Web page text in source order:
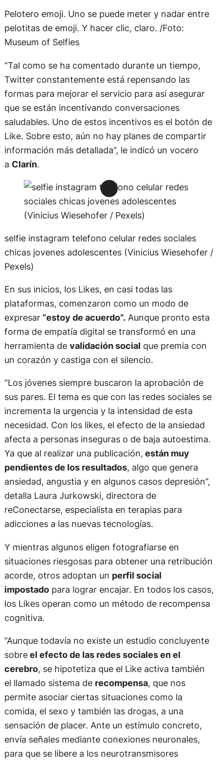
Pelotero emoji. Uno se puede meter y nadar entre
pelotitas de emoji. Y hacer clic, claro. /Foto:
Museum of Selfies
“Tal como se ha comentado durante un tiempo,
Twitter constantemente está repensando las
formas para mejorar el servicio para así asegurar
que se están incentivando conversaciones
saludables. Uno de estos incentivos es el botón de
Like. Sobre esto, aún no hay planes de compartir
información más detallada”, le indicó un vocero
a Clarín.
selfie instagram telefono celular redes sociales
chicas jovenes adolescentes (Vinicius Wiesehofer /
Pexels)
En sus inicios, los Likes, en casi todas las
plataformas, comenzaron como un modo de
expresar“estoy de acuerdo”.Aunque pronto esta
forma de empatía digital se transformó en una
herramienta de validación social que premia con
un corazón y castiga con el silencio.
“Los jóvenes siempre buscaron la aprobación de
sus pares. El tema es que con las redes sociales se
incrementa la urgencia y la intensidad de esta
necesidad. Con los likes, el efecto de la ansiedad
afecta a personas inseguras o de baja autoestima.
Ya que al realizar una publicación, están muy
pendientes de los resultados, algo que genera
ansiedad, angustia y en algunos casos depresión”,
detalla Laura Jurkowski, directora de
reConectarse, especialista en terapias para
adicciones a las nuevas tecnologías.
Y mientras algunos eligen fotografiarse en
situaciones riesgosas para obtener una retribución
acorde, otros adoptan un perfil social
impostadopara lograr encajar. En todos los casos,
los Likes operan como un método de recompensa
cognitiva.
“Aunque todavía no existe un estudio concluyente
sobreel efecto de las redes sociales en el
cerebro, se hipotetiza que el Like activa también
el llamado sistema de recompensa, que nos
permite asociar ciertas situaciones como la
comida, el sexo y también las drogas, a una
sensación de placer. Ante un estímulo concreto,
envía señales mediante conexiones neuronales,
para que se libere a los neurotransmisores